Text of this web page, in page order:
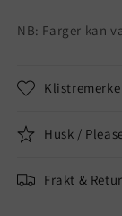
NB: Farger kan
Husk /
Frakt &